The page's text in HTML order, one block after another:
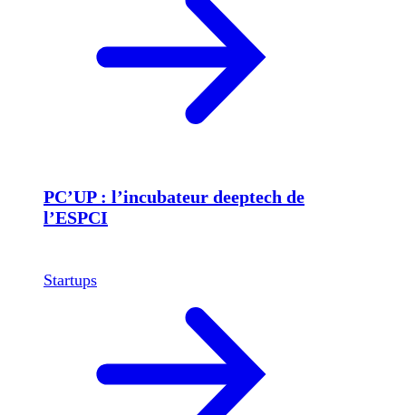
PC’UP : l’incubateur deeptech de
l’ESPCI
Startups